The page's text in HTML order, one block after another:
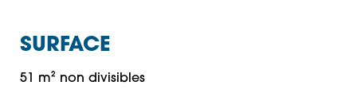
SURFACE
51 m² non divisibles